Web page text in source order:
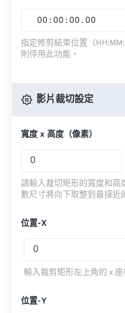
00 : 00 : 00 . 00
指定修剪結束位置（
則停用此功能。
影片裁切設定
寬度 x 高度（像素）
請輸入裁切矩形的寬度和
數尺寸將向下取整到最接近
位置-X
輸入裁剪矩形左上角的 x 座
位置-Y